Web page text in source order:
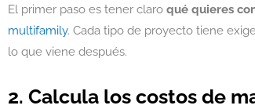
El primer paso es tener claro qué quieres
multifamily. Cada tipo de proyecto tiene
lo que viene después.
2. Calcula los costos de